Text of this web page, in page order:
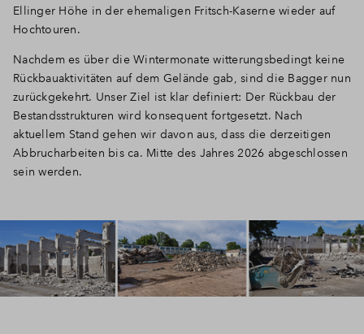
Ellinger Höhe in der ehemaligen Fritsch-Kaserne wieder auf
Hochtouren.
Nachdem es über die Wintermonate witterungsbedingt keine
Rückbauaktivitäten auf dem Gelände gab, sind die Bagger nun
zurückgekehrt. Unser Ziel ist klar definiert: Der Rückbau der
Bestandsstrukturen wird konsequent fortgesetzt. Nach
aktuellem Stand gehen wir davon aus, dass die derzeitigen
Abbrucharbeiten bis ca. Mitte des Jahres 2026 abgeschlossen
sein werden.